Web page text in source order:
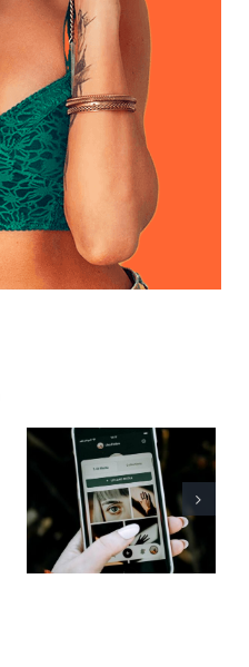
Praktiken für
die Nutzung
von
Augmented-
Reality-
Filtern in